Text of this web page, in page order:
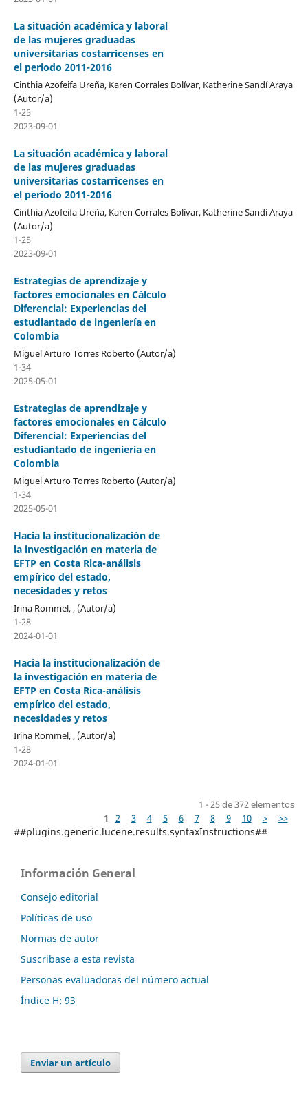
La situación académica y laboral
de las mujeres graduadas
universitarias costarricenses en
el periodo 2011-2016
Cinthia Azofeifa Ureña, Karen Corrales Bolívar, Katherine Sandí Araya
(Autor/a)
1-25
2023-09-01
La situación académica y laboral
de las mujeres graduadas
universitarias costarricenses en
el periodo 2011-2016
Cinthia Azofeifa Ureña, Karen Corrales Bolívar, Katherine Sandí Araya
(Autor/a)
1-25
2023-09-01
Estrategias de aprendizaje y
factores emocionales en Cálculo
Diferencial: Experiencias del
estudiantado de ingeniería en
Colombia
Miguel Arturo Torres Roberto (Autor/a)
1-34
2025-05-01
Estrategias de aprendizaje y
factores emocionales en Cálculo
Diferencial: Experiencias del
estudiantado de ingeniería en
Colombia
Miguel Arturo Torres Roberto (Autor/a)
1-34
2025-05-01
Hacia la institucionalización de
la investigación en materia de
EFTP en Costa Rica-análisis
empírico del estado,
necesidades y retos
Irina Rommel, , (Autor/a)
1-28
2024-01-01
Hacia la institucionalización de
la investigación en materia de
EFTP en Costa Rica-análisis
empírico del estado,
necesidades y retos
Irina Rommel, , (Autor/a)
1-28
2024-01-01
1 - 25 de 372 elementos
1
2 3 4 5 6 7 8 9 10 > >>
##plugins.generic.lucene.results.syntaxInstructions##
Información General
Consejo editorial
Políticas de uso
Normas de autor
Suscribase a esta revista
Personas evaluadoras del número actual
Índice H: 93
Enviar un artículo